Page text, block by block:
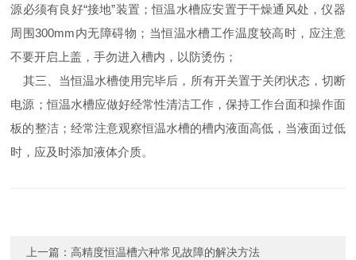
源必须有良好“接地”装置；恒温水槽应安置于干燥通风处，仪器
周围300mm内无障碍物；当恒温水槽工作温度较高时，应注意
不要开启上盖，手勿进入槽内，以防烫伤；
其三、当恒温水槽使用完毕后，所有开关置于关闭状态，切断
电源；恒温水槽应做好经常性清洁工作，保持工作台面和操作面
板的整洁；经常注意观察恒温水槽的槽内液面高低，当液面过低
时，应及时添加液体介质。
上一篇：高精度恒温槽六种常见故障的解决方法